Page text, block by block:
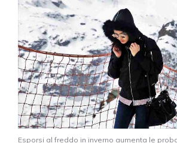
Esporsi al freddo in inverno aumenta le